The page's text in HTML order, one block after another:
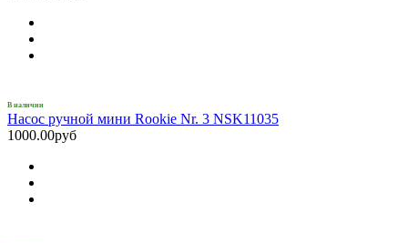
В наличии
Насос ручной мини Rookie Nr. 3 NSK11035
1000.00руб